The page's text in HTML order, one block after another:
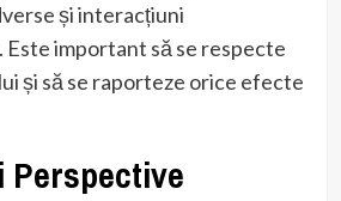
și interacțiuni
Este important să se respecte
și să se raporteze orice efecte
Perspective